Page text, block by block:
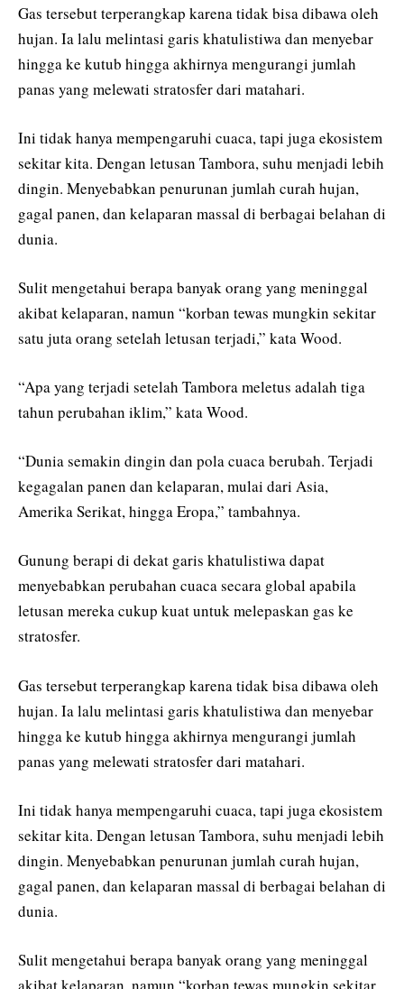
Gas tersebut terperangkap karena tidak bisa dibawa oleh
hujan. Ia lalu melintasi garis khatulistiwa dan menyebar
hingga ke kutub hingga akhirnya mengurangi jumlah
panas yang melewati stratosfer dari matahari.
Ini tidak hanya mempengaruhi cuaca, tapi juga ekosistem
sekitar kita. Dengan letusan Tambora, suhu menjadi lebih
dingin. Menyebabkan penurunan jumlah curah hujan,
gagal panen, dan kelaparan massal di berbagai belahan di
dunia.
Sulit mengetahui berapa banyak orang yang meninggal
akibat kelaparan, namun “korban tewas mungkin sekitar
satu juta orang setelah letusan terjadi,” kata Wood.
“Apa yang terjadi setelah Tambora meletus adalah tiga
tahun perubahan iklim,” kata Wood.
“Dunia semakin dingin dan pola cuaca berubah. Terjadi
kegagalan panen dan kelaparan, mulai dari Asia,
Amerika Serikat, hingga Eropa,” tambahnya.
Gunung berapi di dekat garis khatulistiwa dapat
menyebabkan perubahan cuaca secara global apabila
letusan mereka cukup kuat untuk melepaskan gas ke
stratosfer.
Gas tersebut terperangkap karena tidak bisa dibawa oleh
hujan. Ia lalu melintasi garis khatulistiwa dan menyebar
hingga ke kutub hingga akhirnya mengurangi jumlah
panas yang melewati stratosfer dari matahari.
Ini tidak hanya mempengaruhi cuaca, tapi juga ekosistem
sekitar kita. Dengan letusan Tambora, suhu menjadi lebih
dingin. Menyebabkan penurunan jumlah curah hujan,
gagal panen, dan kelaparan massal di berbagai belahan di
dunia.
Sulit mengetahui berapa banyak orang yang meninggal